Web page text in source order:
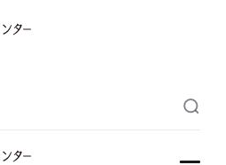
芸術センター